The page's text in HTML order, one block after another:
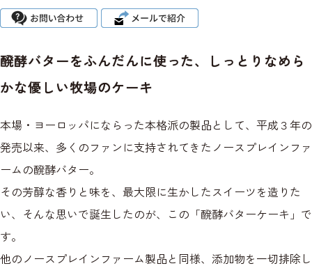
醗酵バターをふんだんに使った、しっとりなめら
かな優しい牧場のケーキ
本場・ヨーロッパにならった本格派の製品として、平成３年の
発売以来、多くのファンに支持されてきたノースプレインファ
ームの醗酵バター。
その芳醇な香りと味を、最大限に生かしたスイーツを造りた
い、そんな思いで誕生したのが、この「醗酵バターケーキ」で
す。
他のノースプレインファーム製品と同様、添加物を一切排除し